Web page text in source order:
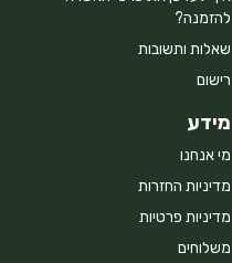
להזמנה?
שאלות ותשובות
רישום
מידע
מי אנחנו
מדיניות החזרות
מדיניות פרטיות
משלוחים